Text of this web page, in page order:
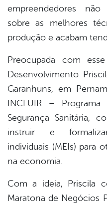
empreendedores
sobre as melhores
produção e acabam
Preocupada com
Desenvolvimento
Garanhuns, em
INCLUIR –
Segurança Sanitária,
instruir e formalizar
individuais (MEIs) para
na economia.
Com a ideia, Priscila
Maratona de Negócios